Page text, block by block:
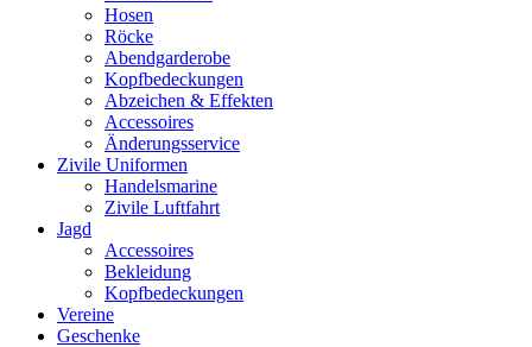
Hosen
Röcke
Abendgarderobe
Kopfbedeckungen
Abzeichen & Effekten
Accessoires
Änderungsservice
Zivile Uniformen
Handelsmarine
Zivile Luftfahrt
Jagd
Accessoires
Bekleidung
Kopfbedeckungen
Vereine
Geschenke